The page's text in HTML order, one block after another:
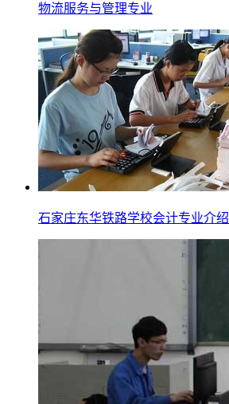
物流服务与管理专业
石家庄东华铁路学校会计专业介绍